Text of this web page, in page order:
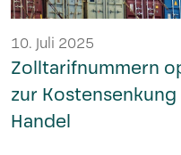
10. Juli 2025
Zolltarifnummern
zur
Handel